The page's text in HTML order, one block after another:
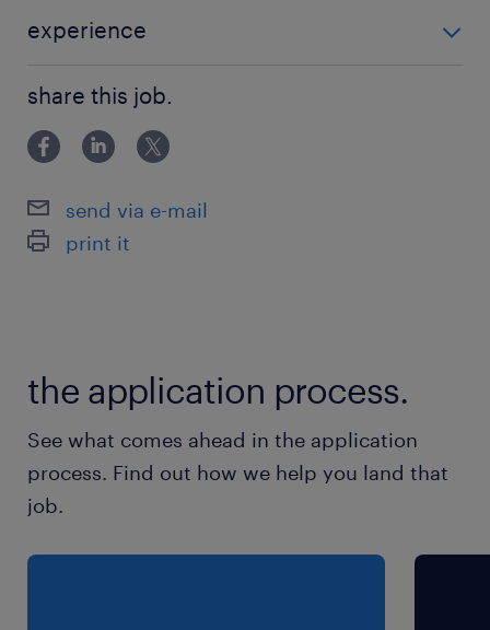
便利です。【働く環境】社員一人ひとりの働き方
す。また、休暇取得の推進や育児・介護と仕事の
両立支援等も行っており、いきいきと働ける環境
があります。
徴に合わせて合理的配慮を行っており、加えて、
定期的な面談で改善要望等のヒアリングを通じ、
▪PCスキル：Word（文章作成）、Excel（データ
入力）※WindowsPC基本操作が可能であること
▪事務経験（保険事務の経験があればなおよし）
experience
※WindowsPC基本操作が可能であること ▪事務経験
（保険事務の経験があればなおよし）
share this job.
send via e-mail
print it
the application process.
See what comes ahead in the application
process. Find out how we help you land that
job.